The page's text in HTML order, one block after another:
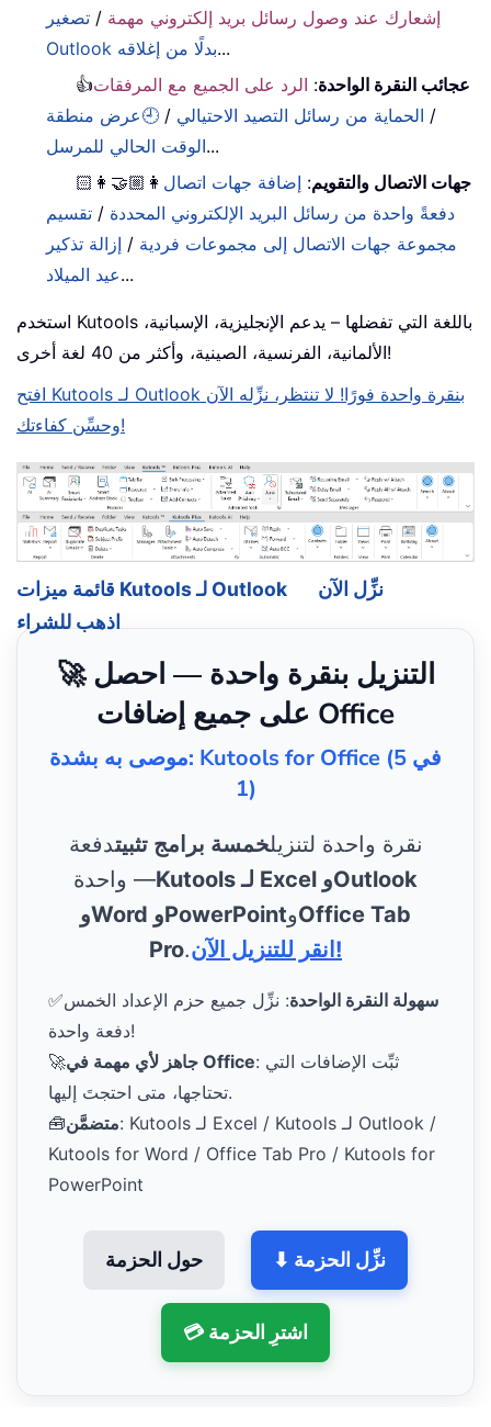
إشعارك عند وصول رسائل بريد إلكتروني مهمة / تصغير
Outlook بدلًا من إغلاقه...
👍
عجائب النقرة الواحدة: الرد على الجميع مع المرفقات
/ الحماية من رسائل التصيد الاحتيالي / 🕘عرض منطقة
الوقت الحالي للمرسل...
👩🏼‍🤝‍👩🏻
جهات الاتصال والتقويم: إضافة جهات اتصال
دفعةً واحدة من رسائل البريد الإلكتروني المحددة / تقسيم
مجموعة جهات الاتصال إلى مجموعات فردية / إزالة تذكير
عيد الميلاد...
استخدم Kutools باللغة التي تفضلها – يدعم الإنجليزية، الإسبانية،
الألمانية، الفرنسية، الصينية، وأكثر من 40 لغة أخرى!
افتح Kutools لـ Outlook بنقرة واحدة فورًا! لا تنتظر، نزِّله الآن
وحسِّن كفاءتك!
قائمة ميزات Kutools لـ Outlook
نزِّل الآن
اذهب للشراء
🚀 التنزيل بنقرة واحدة — احصل
على جميع إضافات Office
موصى به بشدة: Kutools for Office (5 في
1)
نقرة واحدة لتنزيلخمسة برامج تثبيتدفعة
واحدة —Kutools لـ Excel وOutlook
وWord وPowerPointوOffice Tab
Pro. انقر للتنزيل الآن!
✅ سهولة النقرة الواحدة: نزِّل جميع حزم الإعداد الخمس
دفعة واحدة!
🚀
جاهز لأي مهمة في Office: ثبِّت الإضافات التي
تحتاجها، متى احتجتَ إليها.
🧰متضمَّن: Kutools لـ Excel / Kutools لـ Outlook /
Kutools for Word / Office Tab Pro / Kutools for
PowerPoint
حول الحزمة ⬇ نزِّل الحزمة
💳 اشترِ الحزمة